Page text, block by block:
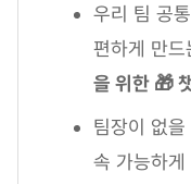
우리 팀 공
편하게 만
을 위한 🎁
팀장이 없을
속 가능하